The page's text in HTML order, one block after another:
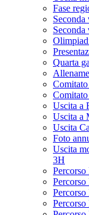
Fase
Quarta
Uscita a
Uscita a
Uscita
Foto
Uscita
3H
Percorso
Percorso
Percorso
Percorso